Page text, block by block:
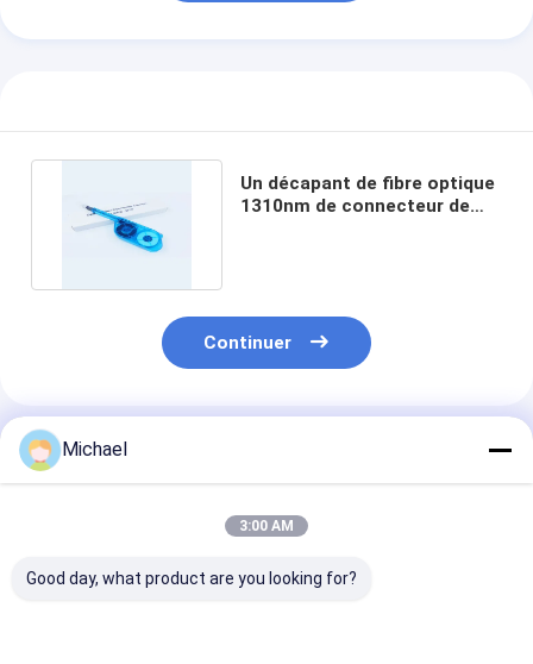
Un décapant de fibre optique
1310nm de connecteur de
Continuer
Produits Recommandés
Michael
3:00 AM
Good day, what product are you looking for?